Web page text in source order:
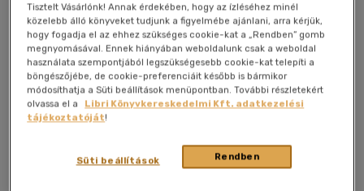
Francia(1)
Német(12)
Olasz(1)
Orosz(11)
Spanyol(1)
El, messze és még tovább A sötétség hajnala
E-könyv
Tisztelt Vásárlónk! Annak érdekében, hogy az ízléséhez minél
közelebb álló könyveket tudjunk a figyelmébe ajánlani, arra kérjük,
hogy fogadja el az ehhez szükséges cookie-kat a „Rendben” gomb
megnyomásával. Ennek hiányában weboldalunk csak a weboldal
használata szempontjából legszükségesebb cookie-kat telepíti a
böngészőjébe, de cookie-preferenciáit később is bármikor
módosíthatja a Süti beállítások menüpontban. További részletekért
olvassa el a
Libri Könyvkereskedelmi Kft. adatkezelési
tájékoztatóját!
Rendben
Süti beállítások